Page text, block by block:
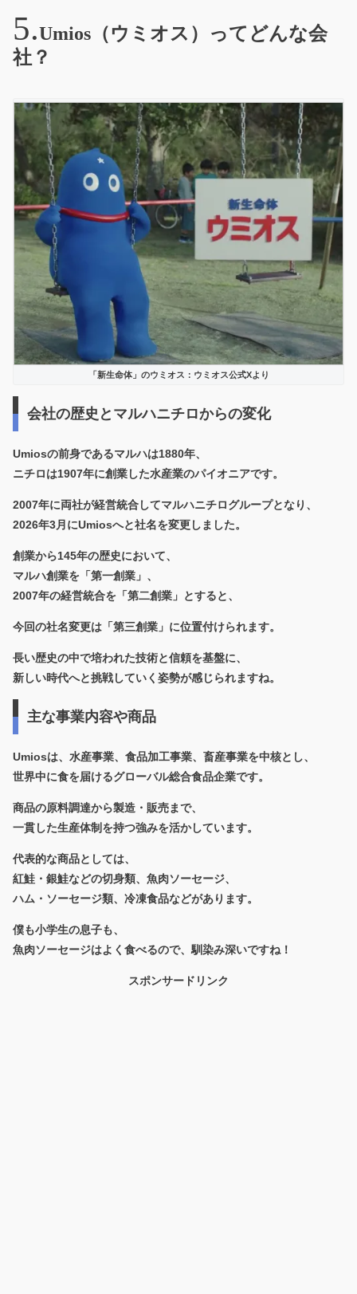
Umios（ウミオス）ってどんな会
社？
「新生命体」のウミオス：ウミオス公式Xより
会社の歴史とマルハニチロからの変化
Umiosの前身であるマルハは1880年、
ニチロは1907年に創業した水産業のパイオニアです。
2007年に両社が経営統合してマルハニチログループとなり、
2026年3月にUmiosへと社名を変更しました。
創業から145年の歴史において、
マルハ創業を「第一創業」、
2007年の経営統合を「第二創業」とすると、
今回の社名変更は「第三創業」に位置付けられます。
長い歴史の中で培われた技術と信頼を基盤に、
新しい時代へと挑戦していく姿勢が感じられますね。
主な事業内容や商品
Umiosは、 水産事業、食品加工事業、畜産事業を中核とし、
世界中に食を届けるグローバル総合食品企業です。
商品の原料調達から製造・販売まで、
一貫した生産体制を持つ強みを活かしています。
代表的な商品としては、
紅鮭・銀鮭などの切身類、魚肉ソーセージ、
ハム・ソーセージ類、冷凍食品などがあります。
僕も小学生の息子も、
魚肉ソーセージはよく食べるので、馴染み深いですね！
スポンサードリンク